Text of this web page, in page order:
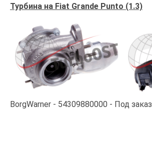
Турбина на Fiat Grande Punto (1.3)
BorgWarner 54309880000 Под заказ